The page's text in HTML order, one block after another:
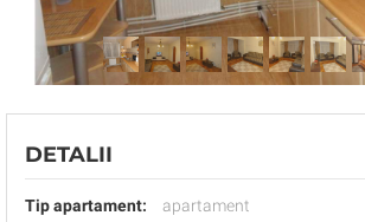
DETALII
Tip apartament:
apartament